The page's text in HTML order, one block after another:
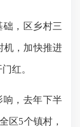
础，区乡村三
机，加快推进
红。
响，去年下半
区5个镇村，